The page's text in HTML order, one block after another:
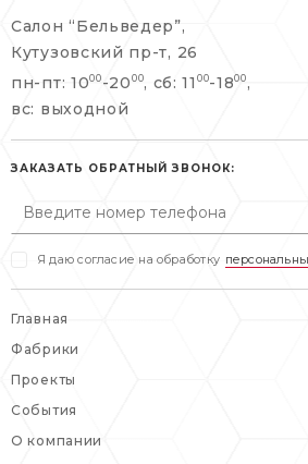
info@belveder-e.ru
пн-пт: 10:00-20:00
сб, вс: выходной
+7 495 477 45 43
info@belveder-e.ru
пн-пт: 10:00-19:00
сб: выходной
Салон “Бельведер”,
Кутузовский пр-т, 26
пн-пт: 1000 -20 00, сб: 11 00-1800 ,
вс: выходной
ЗАКАЗАТЬ ОБРАТНЫЙ ЗВОНОК:
Я даю согласие на обработку
Главная
Фабрики
Проекты
События
О компании